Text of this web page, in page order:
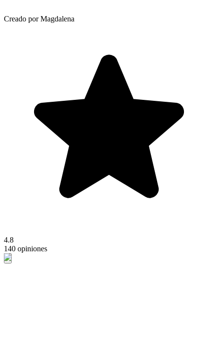
Creado por Magdalena
4.8
140 opiniones